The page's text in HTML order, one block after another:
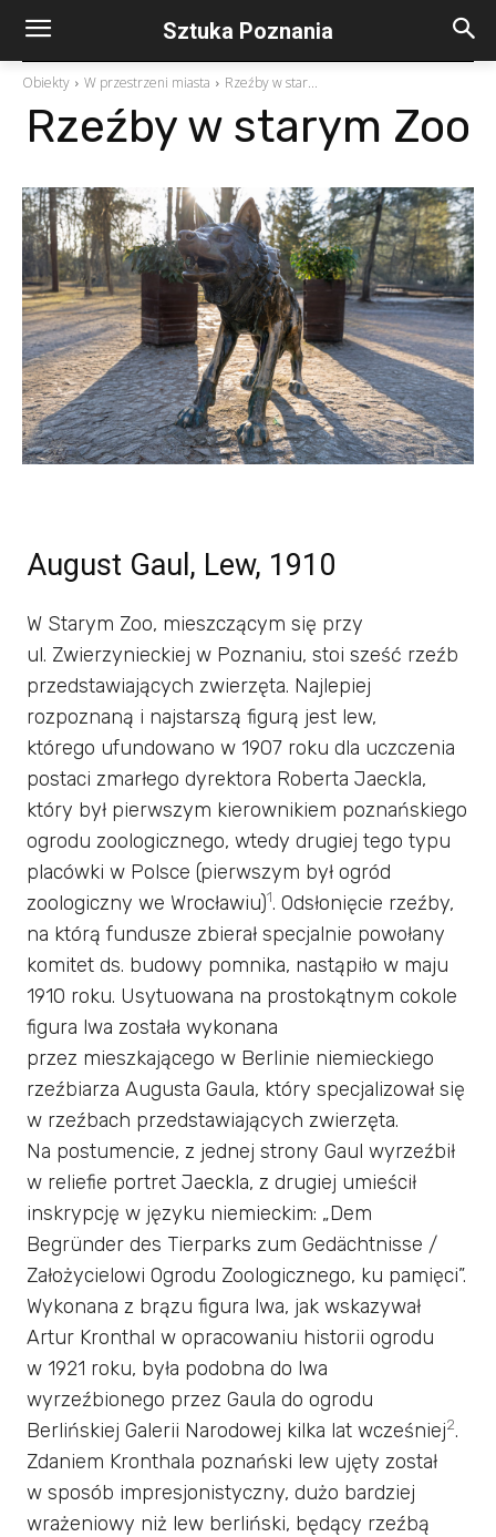
Sztuka Poznania
Obiekty W przestrzeni miasta Rzeźby w star...
Rzeźby w starym Zoo
August Gaul, Lew, 1910
W Starym Zoo, mieszczącym się przy
ul. Zwierzynieckiej w Poznaniu, stoi sześć rzeźb
przedstawiających zwierzęta. Najlepiej
rozpoznaną i najstarszą figurą jest lew,
którego ufundowano w 1907 roku dla uczczenia
postaci zmarłego dyrektora Roberta Jaeckla,
który był pierwszym kierownikiem poznańskiego
ogrodu zoologicznego, wtedy drugiej tego typu
placówki w Polsce (pierwszym był ogród
zoologiczny we Wrocławiu)1. Odsłonięcie rzeźby,
na którą fundusze zbierał specjalnie powołany
komitet ds. budowy pomnika, nastąpiło w maju
1910 roku. Usytuowana na prostokątnym cokole
figura lwa została wykonana
przez mieszkającego w Berlinie niemieckiego
rzeźbiarza Augusta Gaula, który specjalizował się
w rzeźbach przedstawiających zwierzęta.
Na postumencie, z jednej strony Gaul wyrzeźbił
w reliefie portret Jaeckla, z drugiej umieścił
inskrypcję w języku niemieckim: „Dem
Begründer des Tierparks zum Gedächtnisse /
Założycielowi Ogrodu Zoologicznego, ku pamięci”.
Wykonana z brązu figura lwa, jak wskazywał
Artur Kronthal w opracowaniu historii ogrodu
w 1921 roku, była podobna do lwa
wyrzeźbionego przez Gaula do ogrodu
Berlińskiej Galerii Narodowej kilka lat wcześniej2.
Zdaniem Kronthala poznański lew ujęty został
w sposób impresjonistyczny, dużo bardziej
wrażeniowy niż lew berliński, będący rzeźbą